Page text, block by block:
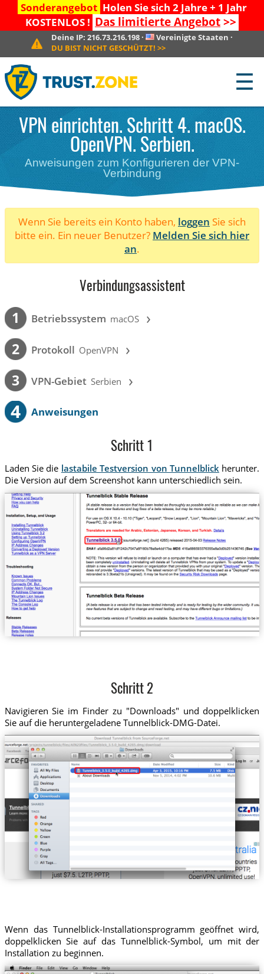
Sonderangebot Holen Sie sich 2 Jahre + 1 Jahr
KOSTENLOS ! Das limitierte Angebot>>
Deine IP: 216.73.216.198· Vereinigte Staaten ·
DU BIST NICHT GESCHÜTZT! >>
☰
VPN einrichten. Schritt 4. macOS.
OpenVPN. Serbien.
Anweisungen zum Konfigurieren der VPN-
Verbindung
Wenn Sie bereits ein Konto haben, loggen Sie sich
bitte ein. Ein neuer Benutzer? Melden Sie sich hier
an.
Verbindungsassistent
1 Betriebssystem macOS ›
2 Protokoll OpenVPN ›
3 VPN-Gebiet Serbien ›
4 Anweisungen
Schritt 1
Laden Sie die lastabile Testversion von Tunnelblick herunter.
Die Version auf dem Screenshot kann unterschiedlich sein.
Schritt 2
Navigieren Sie im Finder zu "Downloads" und doppelklicken
Sie auf die heruntergeladene Tunnelblick-DMG-Datei.
Wenn das Tunnelblick-Installationsprogramm geöffnet wird,
doppelklicken Sie auf das Tunnelblick-Symbol, um mit der
Installation zu beginnen.